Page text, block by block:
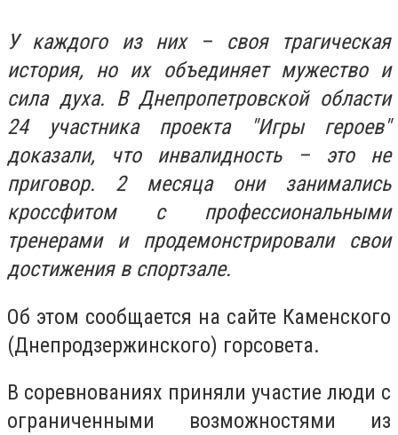
У каждого из них – своя трагическая
история, но их объединяет мужество и
сила духа. В Днепропетровской области
24 участника проекта "Игры героев"
доказали, что инвалидность – это не
приговор. 2 месяца они занимались
кроссфитом с профессиональными
тренерами и продемонстрировали свои
достижения в спортзале.
Об этом сообщается на сайте Каменского
(Днепродзержинского) горсовета.
В соревнованиях приняли участие люди с
ограниченными возможностями из